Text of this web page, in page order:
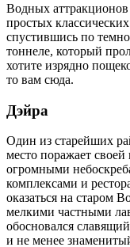
Водных аттракционов
простых
спустившись по
тоннеле, который
хотите изрядно
то вам сюда.
Дэйра
Один из старейших
место поражает
огромными
комплексами и
оказаться на старом
мелкими частными
обосновался
и не менее